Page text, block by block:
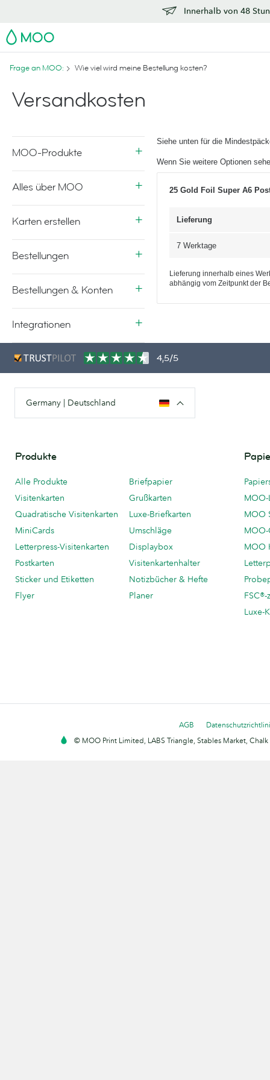
Innerhalb von 48
MOO
Frage an MOO: Wie viel wird meine Bestellung kosten?
Versandkosten
MOO-Produkte
Alles über MOO
Karten erstellen
Bestellungen
Bestellungen & Konten
Integrationen
Siehe unten für die
Wenn Sie weitere Optionen
25 Gold Foil Super A6
Lieferung
7 Werktage
Lieferung innerhalb eines
abhängig vom Zeitpunkt der
4,5/5
Germany | Deutschland
Produkte
Alle Produkte
Visitenkarten
Quadratische Visitenkarten
MiniCards
Letterpress-Visitenkarten
Postkarten
Sticker und Etiketten
Flyer
Briefpapier
Grußkarten
Luxe-Briefkarten
Umschläge
Displaybox
Visitenkartenhalter
Notizbücher & Hefte
Planer
MOO-
MOO
MOO
Luxe-
AGB
© MOO Print Limited, LABS Triangle, Stables Market,